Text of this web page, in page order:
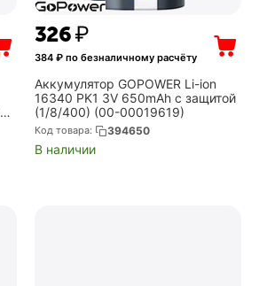
‍326‍₽
384₽ по безналичному расчёту
Аккумулятор GOPOWER Li-ion
16340 PK1 3V 650mAh с защитой
(1/8/400) (00-00019619)
Код товара: 394650
В наличии